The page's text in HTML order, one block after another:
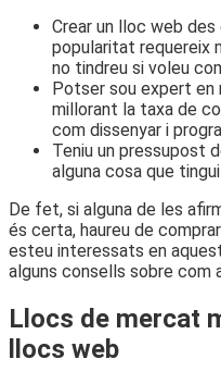
Crear un lloc web
popularitat requereix
no tindreu si voleu
Potser sou expert en
millorant la taxa de
com dissenyar i
Teniu un pressupost
alguna cosa que
De fet, si alguna de les
és certa, haureu de
esteu interessats en
alguns consells sobre com
Llocs de mercat
llocs web